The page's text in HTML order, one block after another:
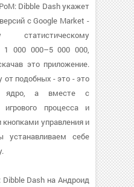
Dibble Dash укажет
с Google Market -
статистическому
1 000 000–5 000 000,
это приложение.
от подобных - это - это
ядро, а вместе с
процесса и
управления и
себе
Dash на Андроид